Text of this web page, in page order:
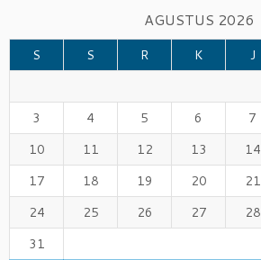
AGUSTUS 2026
S S R K J
3
4 5 6 7
10
11 12 13 14
17
18 19 20 21
24
25 26 27 28
31